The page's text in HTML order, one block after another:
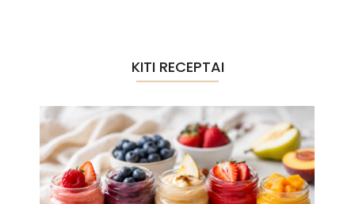
KITI RECEPTAI